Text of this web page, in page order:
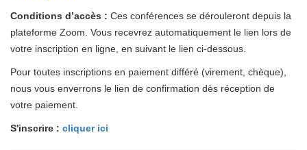
Conditions d’accès : Ces conférences se dérouleront depuis la
plateforme Zoom. Vous recevrez automatiquement le lien lors de
votre inscription en ligne, en suivant le lien ci-dessous.
Pour toutes inscriptions en paiement différé (virement, chèque),
nous vous enverrons le lien de confirmation dès réception de
votre paiement.
S'inscrire : cliquer ici